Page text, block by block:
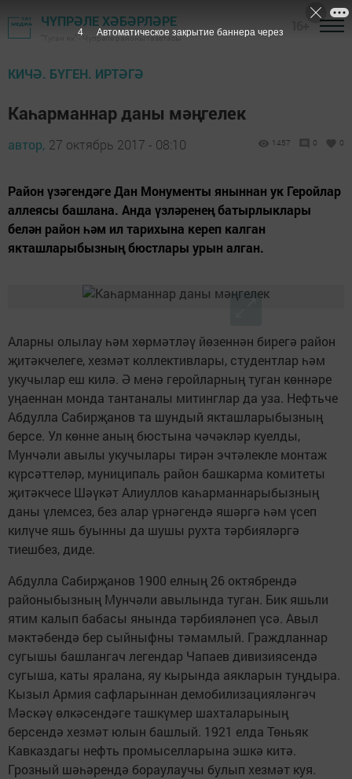
ЧҮПРӘЛЕ ХӘБӘРЛӘРЕ
"Туган як" - Чүпрәле районы газетасы
КИЧӘ. БҮГЕН. ИРТӘГӘ
Каһарманнар даны мәңгелек
автор, 27 октябрь 2017 - 08:10 1457 0 0
Район үзәгендәге Дан Монументы яныннан ук Геройлар
аллеясы башлана. Анда үзләренең батырлыклары
белән район һәм ил тарихына кереп калган
якташларыбызның бюстлары урын алган.
Аларны олылау һәм хөрмәтләү йөзеннән бирегә район
җитәкчелеге, хезмәт коллективлары, студентлар һәм
укучылар еш килә. Ә менә геройларның туган көннәре
уңаеннан монда тантаналы митинглар да уза. Нефтьче
Абдулла Сабирҗанов та шундый якташларыбызның
берсе. Ул көнне аның бюстына чәчәкләр куелды,
Мунчәли авылы укучылары тирән эчтәлекле монтаж
күрсәттеләр, муниципаль район башкарма комитеты
җитәкчесе Шәүкәт Алиуллов каһарманнарыбызның
даны үлемсез, без алар үрнәгендә яшәргә һәм үсеп
килүче яшь буынны да шушы рухта тәрбияләргә
тиешбез, диде.
Абдулла Сабирҗанов 1900 елның 26 октябрендә
районыбызның Мунчәли авылында туган. Бик яшьли
ятим калып бабасы янында тәрбияләнеп үсә. Авыл
мәктәбендә бер сыйныфны тәмамлый. Граждланнар
сугышы башлангач легендар Чапаев дивизиясендә
сугыша, каты яралана, яу кырында аякларын туңдыра.
Кызыл Армия сафларыннан демобилизацияләнгәч
Мәскәү өлкәсендәге ташкүмер шахталарының
берсендә хезмәт юлын башлый. 1921 елда Төньяк
Кавказдагы нефть промыселларына эшкә китә.
Грозный шәһәрендә бораулаучы булып хезмәт куя.
3 Автоматическое закрытие баннера через